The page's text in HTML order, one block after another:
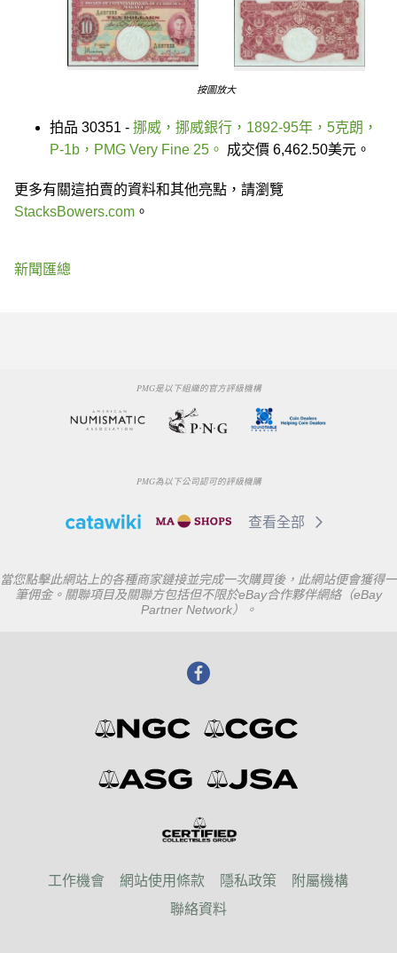
按圖放大
拍品 30351 - 挪威，挪威銀行，1892-95年，5克朗，
P-1b，PMG Very Fine 25。 成交價 6,462.50美元。
更多有關這拍賣的資料和其他亮點，請瀏覽
StacksBowers.com 。
新聞匯總
PMG是以下組織的官方評級機構
PMG為以下公司認可的評級機購
查看全部
當您點擊此網站上的各種商家鏈接並完成一次購買後，此網站便會獲得一
筆佣金。關聯項目及關聯方包括但不限於eBay合作夥伴網絡（eBay
Partner Network）。
工作機會 網站使用條款 隱私政策
附屬機構
聯絡資料